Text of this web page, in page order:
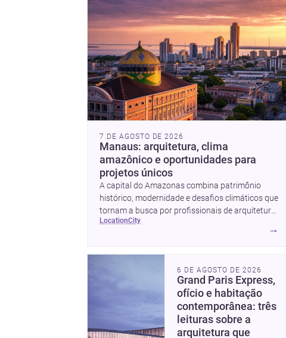
7 DE AGOSTO DE 2026
Manaus: arquitetura, clima
amazônico e oportunidades para
projetos únicos
A capital do Amazonas combina patrimônio
histórico, modernidade e desafios climáticos que
tornam a busca por profissionais de arquitetura,
interiores, paisagismo e obras ainda mais
location city
→
6 DE AGOSTO DE 2026
Grand Paris Express,
ofício e habitação
contemporânea: três
leituras sobre a
arquitetura que